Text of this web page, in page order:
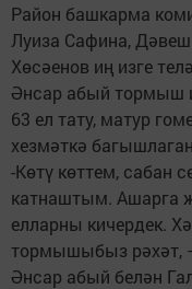
Район башкарма
Луиза Сафина,
Хөсәенов иң изге
Әнсар абый тормыш
63 ел тату, матур
хезмәткә
-Көтү көттем, сабан
катнаштым. Ашарга
елларны кичердек.
тормышыбыз рәхәт,
Әнсар абый белән